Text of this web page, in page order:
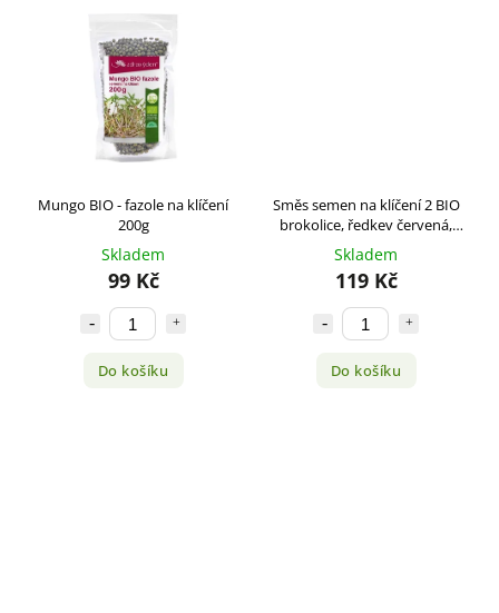
Mungo BIO - fazole na klíčení
200g
Skladem
99 Kč
Do košíku
Směs semen na klíčení 2 BIO
brokolice, ředkev červená,
jetel 200g
Skladem
119 Kč
Do košíku